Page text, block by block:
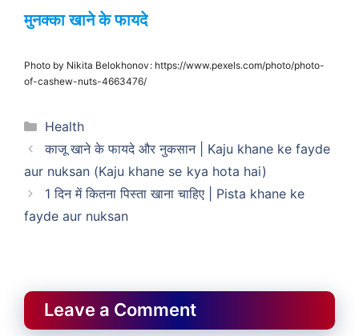
मुनक्का खाने के फायदे
Photo by Nikita Belokhonov: https://www.pexels.com/photo/photo-
of-cashew-nuts-4663476/
Categories
Health
काजू खाने के फायदे और नुकसान | Kaju khane ke fayde
aur nuksan (Kaju khane se kya hota hai)
1 दिन में कितना पिस्ता खाना चाहिए | Pista khane ke
fayde aur nuksan
Leave a Comment